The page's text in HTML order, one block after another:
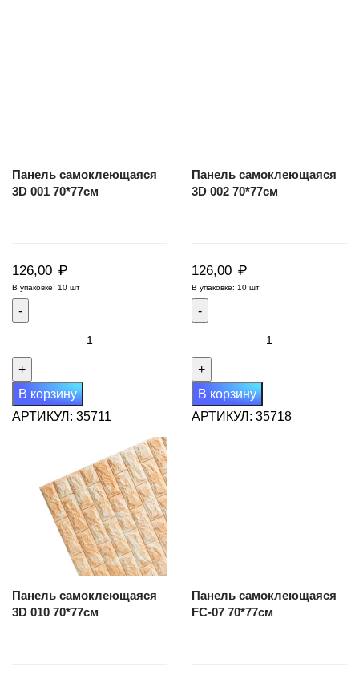
Панель самоклеющаяся
3D 001 70*77см
126,00 ₽
В упаковке: 10 шт
Панель
самоклеющаяся
3D
В корзину
АРТИКУЛ: 35711
Панель самоклеющаяся
3D 002 70*77см
126,00 ₽
В упаковке: 10 шт
Панель
самоклеющаяся
3D
В корзину
АРТИКУЛ: 35718
Панель самоклеющаяся
3D 010 70*77см
Панель самоклеющаяся
FC-07 70*77см